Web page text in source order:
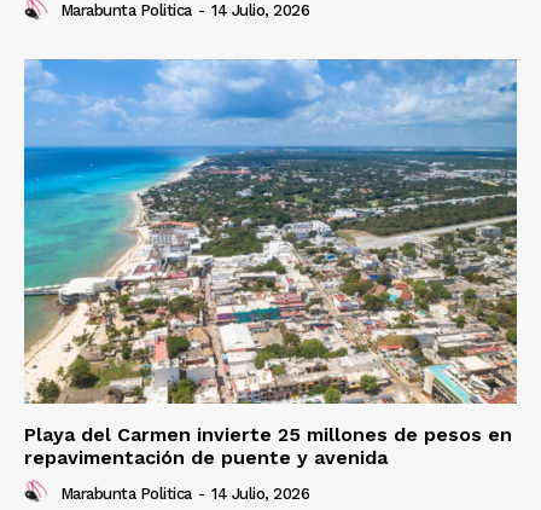
Marabunta Politica - 14 Julio, 2026
Playa del Carmen invierte 25 millones de pesos en
repavimentación de puente y avenida
Marabunta Politica - 14 Julio, 2026